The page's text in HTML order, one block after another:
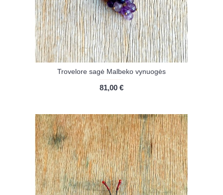
Trovelore sagė Malbeko vynuogės
81,00 €